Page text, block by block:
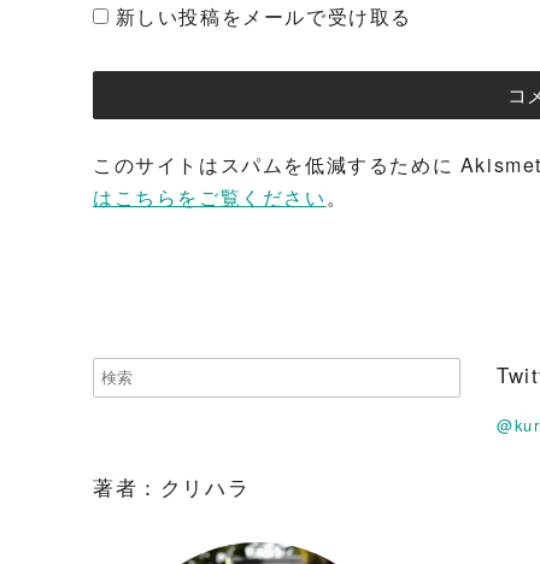
新しい投稿をメールで受け取る
このサイトはスパムを低減するために
はこちらをご覧ください。
著者：クリハラ